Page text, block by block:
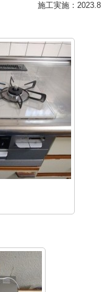
施工実施：2023.8